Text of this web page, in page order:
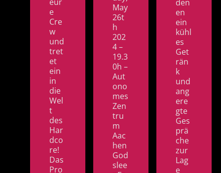
e
Cre
w
und
tret
et
ein
in
die
Wel
t
des
Har
dco
re!
Das
Pro
May
26t
h
202
4 –
19.3
0h –
Aut
ono
mes
Zen
tru
m
Aac
hen
God
slee
den
en
ein
kühl
es
Get
rän
k
und
ang
ere
gte
Ges
prä
che
zur
Lag
e